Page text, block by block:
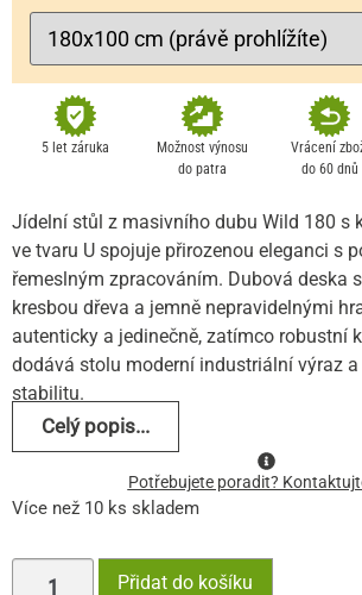
5 let záruka
Možnost výnosu
do patra
Vrácení
do 60 dnů
Jídelní stůl z masivního dubu Wild 180 s
ve tvaru U spojuje přirozenou eleganci s
řemeslným zpracováním. Dubová deska
kresbou dřeva a jemně nepravidelnými
autenticky a jedinečně, zatímco robustní
dodává stolu moderní industriální výraz
stabilitu.
Celý popis...
Potřebujete poradit?
Více než 10 ks skladem
Přidat do košíku